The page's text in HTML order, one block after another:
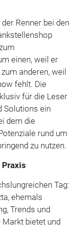
Renner bei den
einen, weil er
anderen, weil
fehlt. Die
für die Leser
Solutions ein
dem die
rund um
zu nutzen.
Tag:
ehemals
Trends und
bietet und